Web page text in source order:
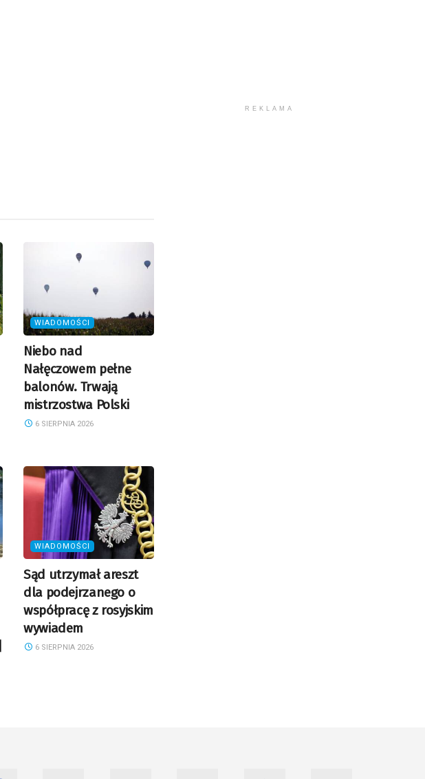
WIADOMOŚCI
Niebo nad
Nałęczowem pełne
balonów. Trwają
mistrzostwa Polski
6 SIERPNIA 2026
WIADOMOŚCI
Sąd utrzymał areszt
dla podejrzanego o
współpracę z rosyjskim
wywiadem
6 SIERPNIA 2026
REKLAMA